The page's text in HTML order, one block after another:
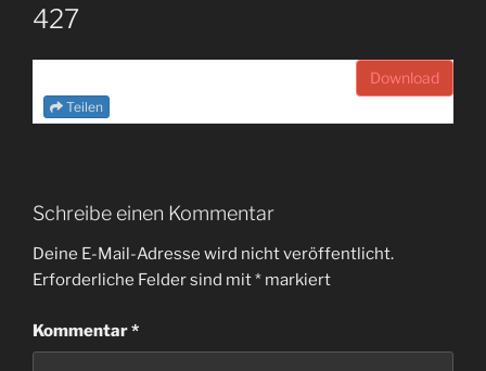
427
Download
Teilen
Schreibe einen Kommentar
Deine E-Mail-Adresse wird nicht veröffentlicht.
Erforderliche Felder sind mit* markiert
Kommentar*